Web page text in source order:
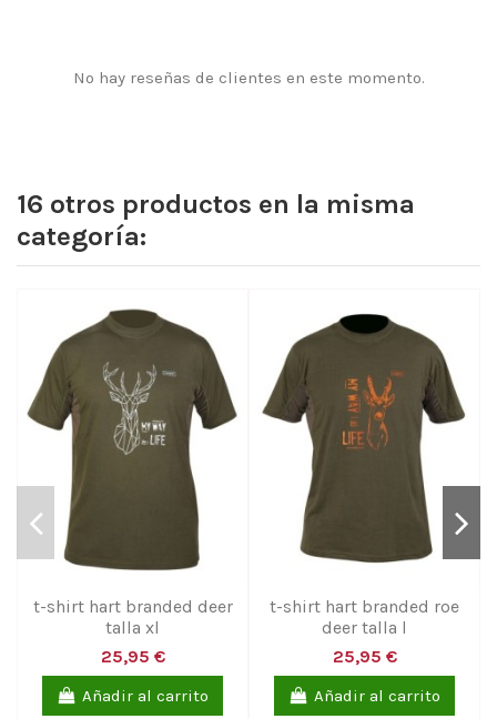
No hay reseñas de clientes en este momento.
16 otros productos en la misma
categoría:
t-shirt hart branded deer
talla xl
25,95 €
Añadir al carrito
t-shirt hart branded roe
deer talla l
25,95 €
Añadir al carrito